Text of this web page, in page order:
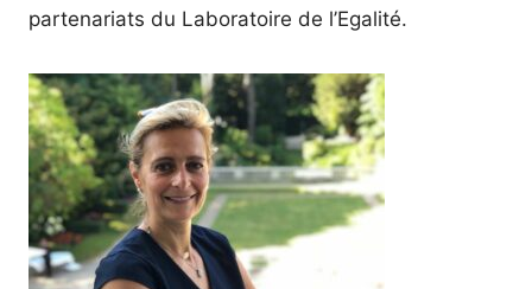
partenariats du Laboratoire de l’Egalité.